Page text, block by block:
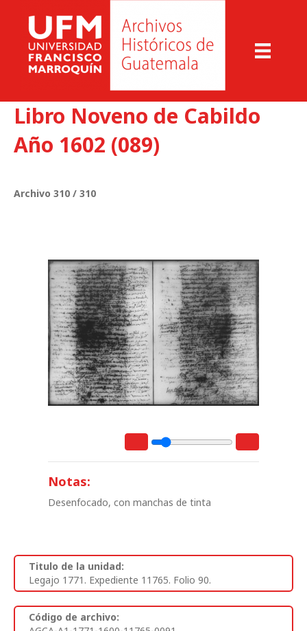
Libro Noveno de Cabildo
Año 1602 (089)
Archivo 310 / 310
Notas:
Desenfocado, con manchas de tinta
Titulo de la unidad:
Legajo 1771. Expediente 11765. Folio 90.
Código de archivo: